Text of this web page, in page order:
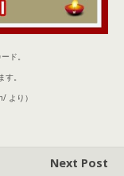
ド。
。
より）
Next Post